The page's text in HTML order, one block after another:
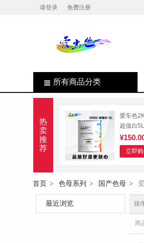
请登录 免费注册
所有商品分类
热
卖
推
荐
爱车色
超值白
立即
首页 > 色母系列 > 国产色母 >
最近浏览 排
商